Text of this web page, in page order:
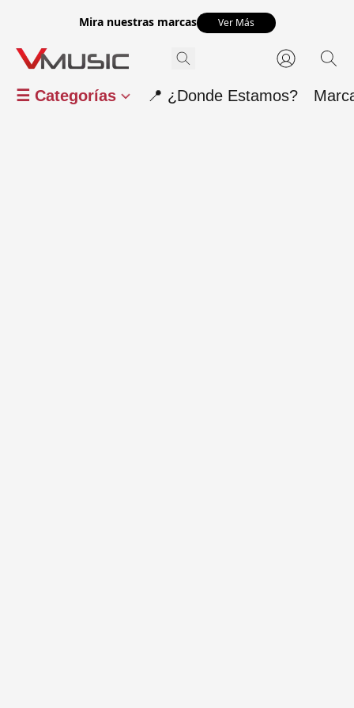
Mira nuestras marcas Ver Más
☰ Categorías 📍 ¿Donde Estamos?